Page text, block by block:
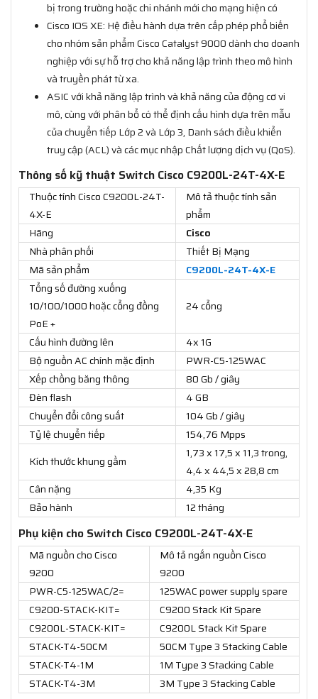
bị trong trường hoặc chi nhánh mới cho mạng hiện có
Cisco IOS XE: Hệ điều hành dựa trên cấp phép phổ biến
cho nhóm sản phẩm Cisco Catalyst 9000 dành cho doanh
nghiệp với sự hỗ trợ cho khả năng lập trình theo mô hình
và truyền phát từ xa.
ASIC với khả năng lập trình và khả năng của động cơ vi
mô, cùng với phân bổ có thể định cấu hình dựa trên mẫu
của chuyển tiếp Lớp 2 và Lớp 3, Danh sách điều khiển
truy cập (ACL) và các mục nhập Chất lượng dịch vụ (QoS).
Thông số kỹ thuật Switch Cisco C9200L-24T-4X-E
Thuộc tính Cisco C9200L-24T-
4X-E
Mô tả thuộc tính sản
phẩm
Hãng
Cisco
Nhà phân phối
Thiết Bị Mạng
Mã sản phẩm
C9200L-24T-4X-E
Tổng số đường xuống
10/100/1000 hoặc cổng đồng
PoE +
24 cổng
Cấu hình đường lên
4x 1G
Bộ nguồn AC chính mặc định
PWR-C5-125WAC
Xếp chồng băng thông
80 Gb / giây
Đèn flash
4 GB
Chuyển đổi công suất
104 Gb / giây
Tỷ lệ chuyển tiếp
154,76 Mpps
Kích thước khung gầm
1,73 x 17,5 x 11,3 trong,
4,4 x 44,5 x 28,8 cm
Cân nặng
4,35 Kg
Bảo hành
12 tháng
Phụ kiện cho Switch Cisco C9200L-24T-4X-E
Mã nguồn cho Cisco
9200
Mô tả ngắn nguồn Cisco
9200
PWR-C5-125WAC/2=
125WAC power supply spare
C9200-STACK-KIT=
C9200 Stack Kit Spare
C9200L-STACK-KIT=
C9200L Stack Kit Spare
STACK-T4-50CM
50CM Type 3 Stacking Cable
STACK-T4-1M
1M Type 3 Stacking Cable
STACK-T4-3M
3M Type 3 Stacking Cable